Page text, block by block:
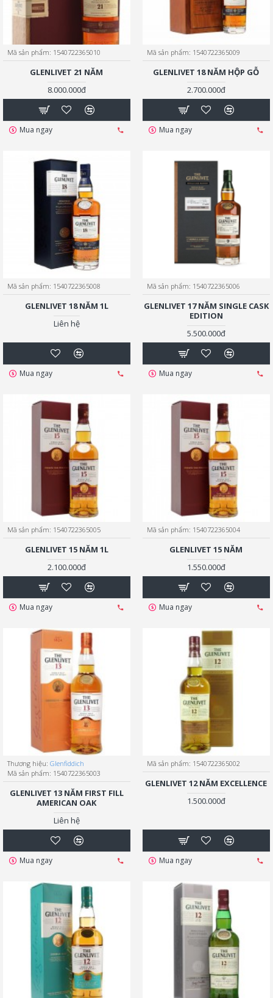
Mã sản phẩm: 1540722365010
GLENLIVET 21 NĂM
8.000.000đ
Mua ngay
Mã sản phẩm: 1540722365009
GLENLIVET 18 NĂM HỘP GỖ
2.700.000đ
Mua ngay
Mã sản phẩm: 1540722365008
GLENLIVET 18 NĂM 1L
Liên hệ
Mua ngay
Mã sản phẩm: 1540722365006
GLENLIVET 17 NĂM SINGLE CASK
EDITION
5.500.000đ
Mua ngay
Mã sản phẩm: 1540722365005
GLENLIVET 15 NĂM 1L
2.100.000đ
Mua ngay
Mã sản phẩm: 1540722365004
GLENLIVET 15 NĂM
1.550.000đ
Mua ngay
Thương hiệu: Glenfiddich
Mã sản phẩm: 1540722365003
GLENLIVET 13 NĂM FIRST FILL
AMERICAN OAK
Liên hệ
Mua ngay
Mã sản phẩm: 1540722365002
GLENLIVET 12 NĂM EXCELLENCE
1.500.000đ
Mua ngay